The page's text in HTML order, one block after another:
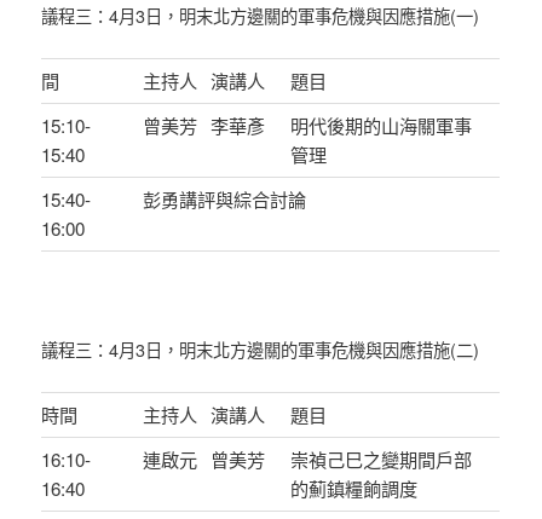
議程三：4月3日，明末北方邊關的軍事危機與因應措施(一)
間 主持人 演講人
題目
15:10-
15:40
曾美芳 李華彥
明代後期的山海關軍事
管理
15:40-
16:00
彭勇講評與綜合討論
議程三：4月3日，明末北方邊關的軍事危機與因應措施(二)
時間 主持人 演講人
題目
16:10-
16:40
連啟元 曾美芳
崇禎己巳之變期間戶部
的薊鎮糧餉調度